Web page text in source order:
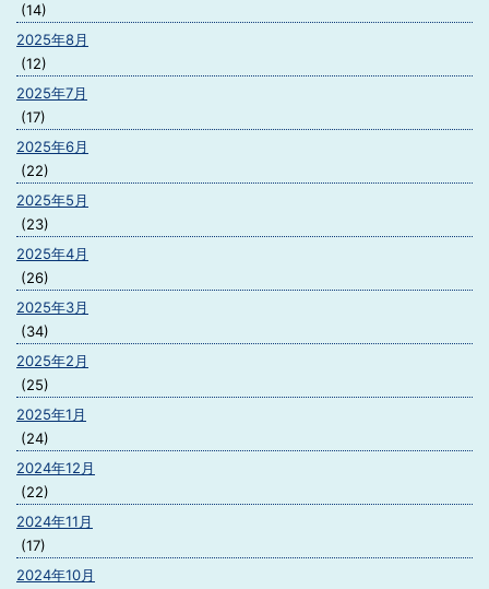
(14)
2025年8月
(12)
2025年7月
(17)
2025年6月
(22)
2025年5月
(23)
2025年4月
(26)
2025年3月
(34)
2025年2月
(25)
2025年1月
(24)
2024年12月
(22)
2024年11月
(17)
2024年10月